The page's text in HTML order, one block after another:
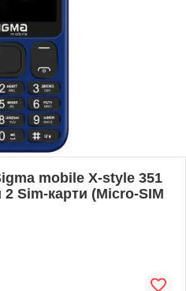
mobile X-style 351
Sim-карти (Micro-SIM